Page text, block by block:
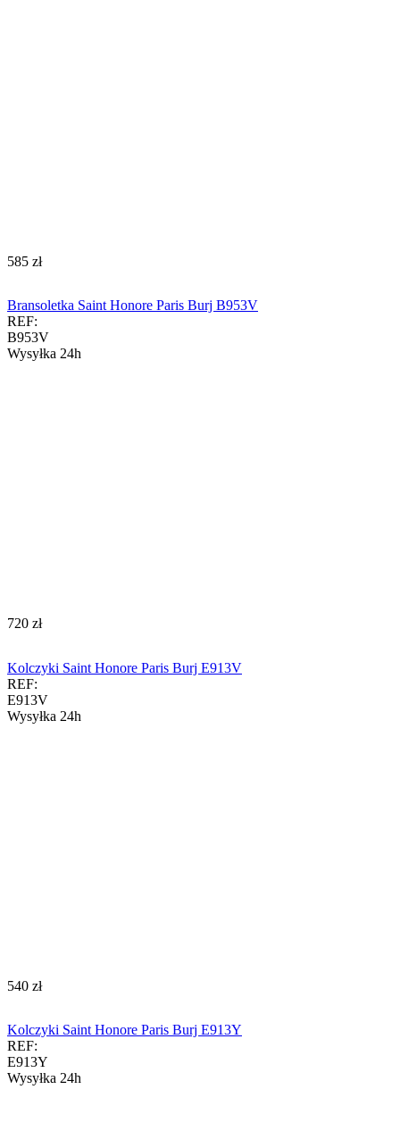
‍585‍ zł
Bransoletka Saint Honore Paris Burj B953V
REF:
B953V
Wysyłka 24h
‍720‍ zł
Kolczyki Saint Honore Paris Burj E913V
REF:
E913V
Wysyłka 24h
‍540‍ zł
Kolczyki Saint Honore Paris Burj E913Y
REF:
E913Y
Wysyłka 24h